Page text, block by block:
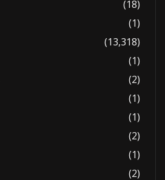
(18)
(1)
(13,318)
(1)
(2)
(1)
(1)
(2)
(1)
(2)